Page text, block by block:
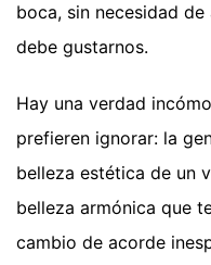
boca, sin necesidad
debe gustarnos.
Hay una verdad
prefieren ignorar: la
belleza estética de un
belleza armónica que
cambio de acorde